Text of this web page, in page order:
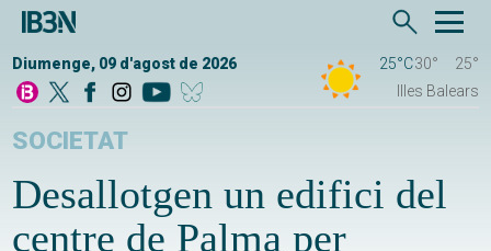
Diumenge, 09 d'agost de 2026 25°C30°
25°
Illes Balears
SOCIETAT
Desallotgen un edifici del
centre de Palma per